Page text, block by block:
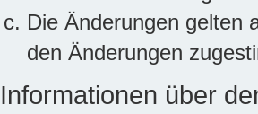
Die Änderungen gelten
den Änderungen
Informationen über